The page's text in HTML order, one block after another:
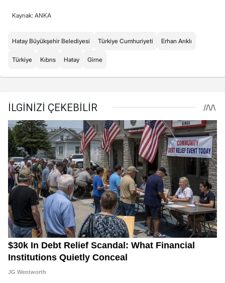
Kaynak: ANKA
Hatay Büyükşehir Belediyesi Türkiye Cumhuriyeti Erhan Arıklı
Türkiye Kıbrıs Hatay Girne